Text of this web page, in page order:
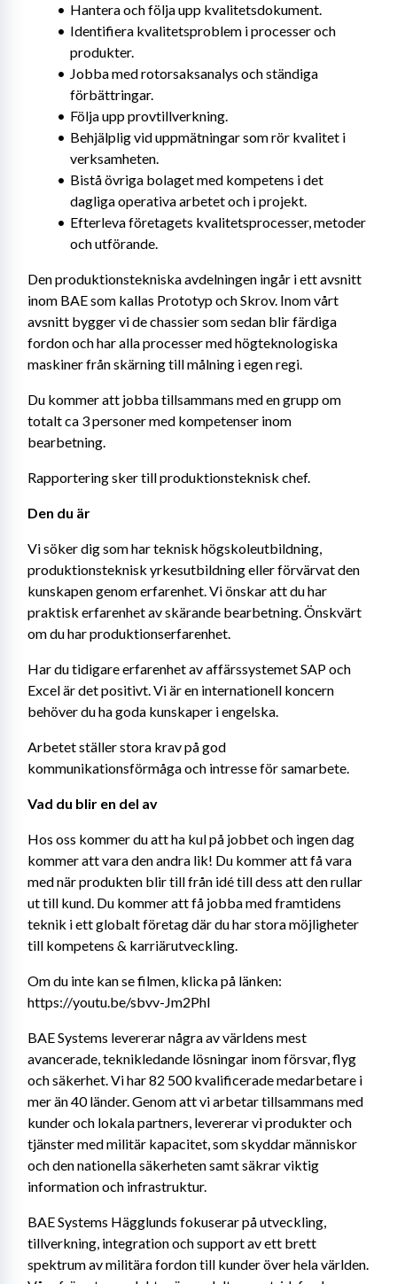
Hantera och följa upp kvalitetsdokument.
Identifiera kvalitetsproblem i processer och
produkter.
Jobba med rotorsaksanalys och ständiga
förbättringar.
Följa upp provtillverkning.
Behjälplig vid uppmätningar som rör kvalitet i
verksamheten.
Bistå övriga bolaget med kompetens i det
dagliga operativa arbetet och i projekt.
Efterleva företagets kvalitetsprocesser, metoder
och utförande.
Den produktionstekniska avdelningen ingår i ett avsnitt
inom BAE som kallas Prototyp och Skrov. Inom vårt
avsnitt bygger vi de chassier som sedan blir färdiga
fordon och har alla processer med högteknologiska
maskiner från skärning till målning i egen regi.
Du kommer att jobba tillsammans med en grupp om
totalt ca 3 personer med kompetenser inom
bearbetning.
Rapportering sker till produktionsteknisk chef.
Den du är
Vi söker dig som har teknisk högskoleutbildning,
produktionsteknisk yrkesutbildning eller förvärvat den
kunskapen genom erfarenhet. Vi önskar att du har
praktisk erfarenhet av skärande bearbetning. Önskvärt
om du har produktionserfarenhet.
Har du tidigare erfarenhet av affärssystemet SAP och
Excel är det positivt. Vi är en internationell koncern
behöver du ha goda kunskaper i engelska.
Arbetet ställer stora krav på god
kommunikationsförmåga och intresse för samarbete.
Vad du blir en del av
Hos oss kommer du att ha kul på jobbet och ingen dag
kommer att vara den andra lik! Du kommer att få vara
med när produkten blir till från idé till dess att den rullar
ut till kund. Du kommer att få jobba med framtidens
teknik i ett globalt företag där du har stora möjligheter
till kompetens & karriärutveckling.
Om du inte kan se filmen, klicka på länken:
https://youtu.be/sbvv-Jm2PhI
BAE Systems levererar några av världens mest
avancerade, teknikledande lösningar inom försvar, flyg
och säkerhet. Vi har 82 500 kvalificerade medarbetare i
mer än 40 länder. Genom att vi arbetar tillsammans med
kunder och lokala partners, levererar vi produkter och
tjänster med militär kapacitet, som skyddar människor
och den nationella säkerheten samt säkrar viktig
information och infrastruktur.
BAE Systems Hägglunds fokuserar på utveckling,
tillverkning, integration och support av ett brett
spektrum av militära fordon till kunder över hela världen.